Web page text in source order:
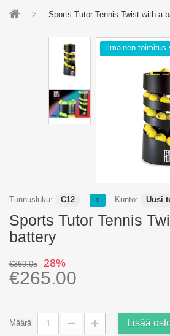
> Sports Tutor Tennis Twist with a
ilmainen toimitus
Tunnusluku: C12 1 Kunto: Uusi
Sports Tutor Tennis
battery
€369.05 28%
€265.00
Määrä Lisää